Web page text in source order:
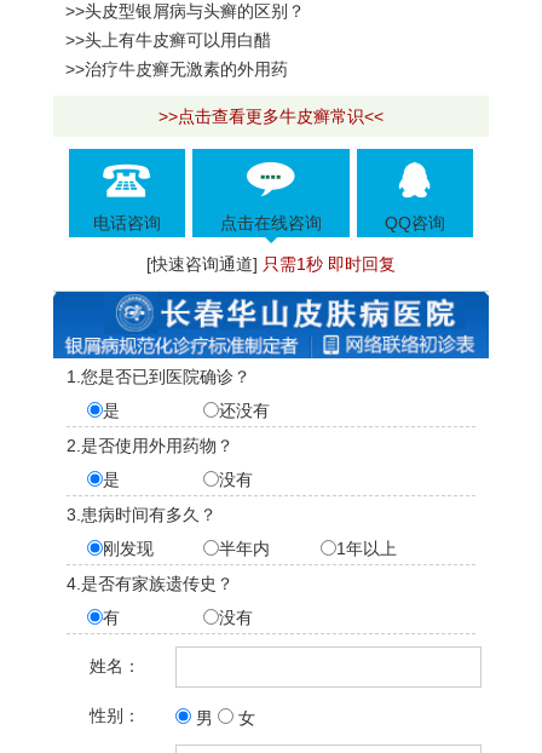
>>头皮型银屑病与头癣的区别？
>>头上有牛皮癣可以用白醋
>>治疗牛皮癣无激素的外用药
>>点击查看更多牛皮癣常识<<
电话咨询 点击在线咨询 QQ咨询
[快速咨询通道] 只需1秒 即时回复
1.您是否已到医院确诊？
是
还没有
2.是否使用外用药物？
是
没有
3.患病时间有多久？
刚发现
半年内
1年以上
4.是否有家族遗传史？
有
没有
姓名：
性别： 男 女